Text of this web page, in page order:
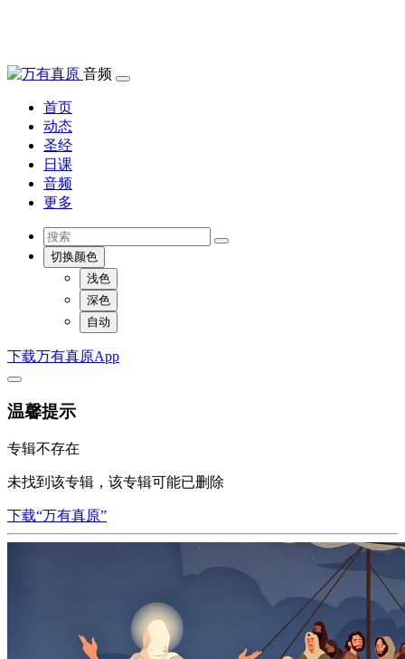
音频
首页
动态
圣经
日课
音频
更多
切换颜色
浅色
深色
自动
下载万有真原App
温馨提示
专辑不存在
未找到该专辑，该专辑可能已删除
下载“万有真原”